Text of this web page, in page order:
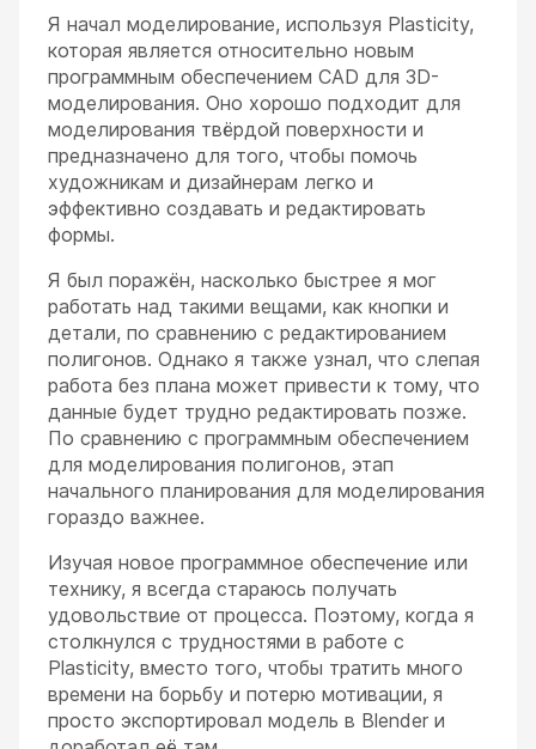
Я начал моделирование, используя Plasticity,
которая является относительно новым
программным обеспечением CAD для 3D-
моделирования. Оно хорошо подходит для
моделирования твёрдой поверхности и
предназначено для того, чтобы помочь
художникам и дизайнерам легко и
эффективно создавать и редактировать
формы.
Я был поражён, насколько быстрее я мог
работать над такими вещами, как кнопки и
детали, по сравнению с редактированием
полигонов. Однако я также узнал, что слепая
работа без плана может привести к тому, что
данные будет трудно редактировать позже.
По сравнению с программным обеспечением
для моделирования полигонов, этап
начального планирования для моделирования
гораздо важнее.
Изучая новое программное обеспечение или
технику, я всегда стараюсь получать
удовольствие от процесса. Поэтому, когда я
столкнулся с трудностями в работе с
Plasticity, вместо того, чтобы тратить много
времени на борьбу и потерю мотивации, я
просто экспортировал модель в Blender и